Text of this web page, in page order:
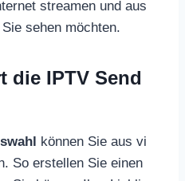
streamen und aus
sehen möchten.
die IPTV Send
können Sie aus vi
So erstellen Sie einen